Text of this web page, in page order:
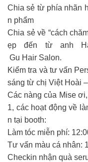
Chia sẻ từ phía nhãn
n phẩm
Chia sẻ về “cách
ẹp đến từ anh
Gu Hair Salon.
Kiểm tra và tư vấn
sáng từ chị Việt Hoài
Các nàng của Mise
1, các hoạt động về
n tại booth:
Làm tóc miễn phí:
Tư vấn màu cá nhân:
Checkin nhận quà